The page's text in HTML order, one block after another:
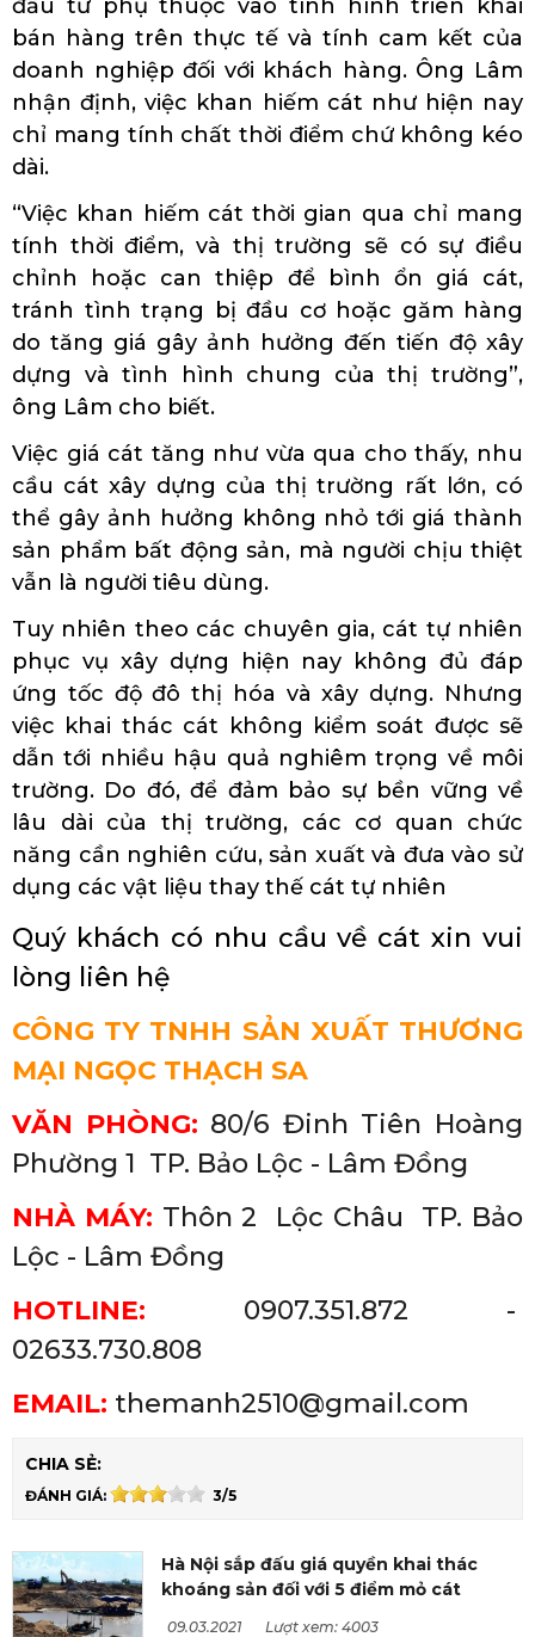
đầu tư phụ thuộc vào tình hình triên khai
bán hàng trên thực tế và tính cam kết của
doanh nghiệp đối với khách hàng. Ông Lâm
nhận định, việc khan hiếm cát như hiện nay
chỉ mang tính chất thời điểm chứ không kéo
dài.
“Việc khan hiếm cát thời gian qua chỉ mang
tính thời điểm, và thị trường sẽ có sự điều
chỉnh hoặc can thiệp để bình ổn giá cát,
tránh tình trạng bị đầu cơ hoặc găm hàng
do tăng giá gây ảnh hưởng đến tiến độ xây
dựng và tình hình chung của thị trường”,
ông Lâm cho biết.
Việc giá cát tăng như vừa qua cho thấy, nhu
cầu cát xây dựng của thị trường rất lớn, có
thể gây ảnh hưởng không nhỏ tới giá thành
sản phẩm bất động sản, mà người chịu thiệt
vẫn là người tiêu dùng.
Tuy nhiên theo các chuyên gia, cát tự nhiên
phục vụ xây dựng hiện nay không đủ đáp
ứng tốc độ đô thị hóa và xây dựng. Nhưng
việc khai thác cát không kiểm soát được sẽ
dẫn tới nhiều hậu quả nghiêm trọng về môi
trường. Do đó, để đảm bảo sự bền vững về
lâu dài của thị trường, các cơ quan chức
năng cần nghiên cứu, sản xuất và đưa vào sử
dụng các vật liệu thay thế cát tự nhiên
Quý khách có nhu cầu về cát xin vui
lòng liên hệ
CÔNG TY TNHH SẢN XUẤT THƯƠNG
MẠI NGỌC THẠCH SA
VĂN PHÒNG: 80/6 Đinh Tiên Hoàng
Phường 1 TP. Bảo Lộc - Lâm Đồng
NHÀ MÁY: Thôn 2 Lộc Châu
TP. Bảo
Lộc - Lâm Đồng
HOTLINE:
0907.351.872 -
02633.730.808
EMAIL: themanh2510@gmail.com
CHIA SẺ:
ĐÁNH GIÁ: 3/5
Hà Nội sắp đấu giá quyền khai thác
khoáng sản đối với 5 điểm mỏ cát
09.03.2021
Lượt xem: 4003